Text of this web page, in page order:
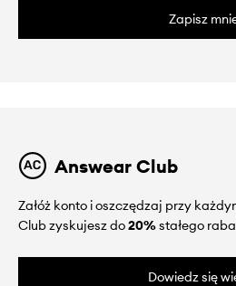
Zapisz
Answear Club
Załóż konto i oszczędzaj przy
Club zyskujesz do20%stałego
Dowiedz się